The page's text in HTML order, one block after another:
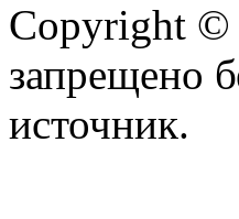
Copyright ©
запрещено
источник.